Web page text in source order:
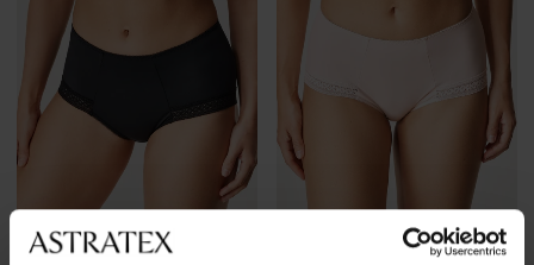
Wyprzedaż -40% -40%